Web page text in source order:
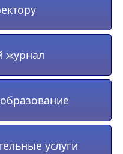
журнал
услуги